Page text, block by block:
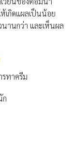
เกิดแผลเป็นน้อย
านกว่า และเห็นผล
รทาครีม
ก